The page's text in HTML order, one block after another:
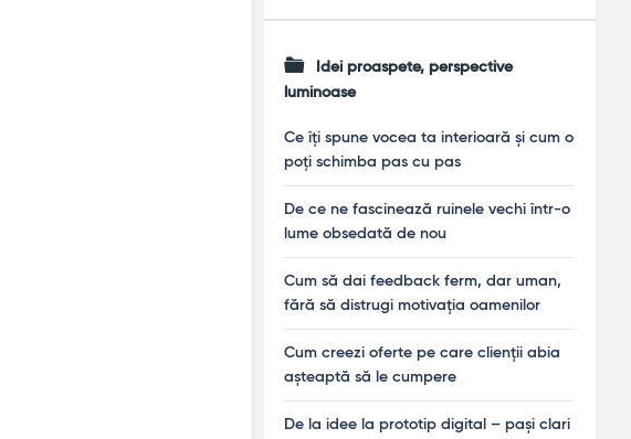
Idei proaspete, perspective
luminoase
Ce îți spune vocea ta interioară și cum o
poți schimba pas cu pas
De ce ne fascinează ruinele vechi într-o
lume obsedată de nou
Cum să dai feedback ferm, dar uman,
fără să distrugi motivația oamenilor
Cum creezi oferte pe care clienții abia
așteaptă să le cumpere
De la idee la prototip digital – pași clari